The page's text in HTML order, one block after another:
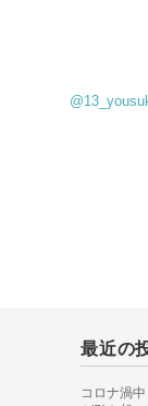
最近の
コロナ渦